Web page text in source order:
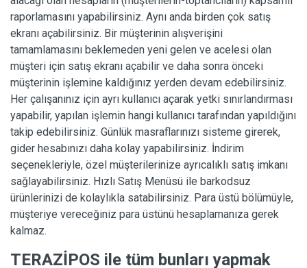
raporlamasını yapabilirsiniz. Aynı anda birden çok satış
ekranı açabilirsiniz. Bir müşterinin alışverişini
tamamlamasını beklemeden yeni gelen ve acelesi olan
müşteri için satış ekranı açabilir ve daha sonra önceki
müşterinin işlemine kaldığınız yerden devam edebilirsiniz.
Her çalışanınız için ayrı kullanıcı açarak yetki sınırlandırması
yapabilir, yapılan işlemin hangi kullanıcı tarafından yapıldığını
takip edebilirsiniz. Günlük masraflarınızı sisteme girerek,
gider hesabınızı daha kolay yapabilirsiniz. İndirim
seçenekleriyle, özel müşterilerinize ayrıcalıklı satış imkanı
sağlayabilirsiniz. Hızlı Satış Menüsü ile barkodsuz
ürünlerinizi de kolaylıkla satabilirsiniz. Para üstü bölümüyle,
müşteriye vereceğiniz para üstünü hesaplamanıza gerek
kalmaz.
TERAZİPOS ile tüm bunları yapmak